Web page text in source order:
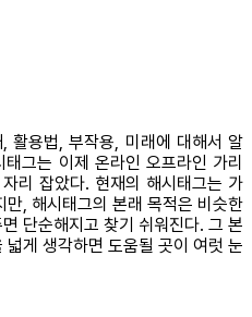
활용법, 부작용, 미래에 대해서 알
그는 이제 온라인 오프라인 가리
리 잡았다. 현재의 해시태그는 가
, 해시태그의 본래 목적은 비슷한
단순해지고 찾기 쉬워진다. 그 본
게 생각하면 도움될 곳이 여럿 눈